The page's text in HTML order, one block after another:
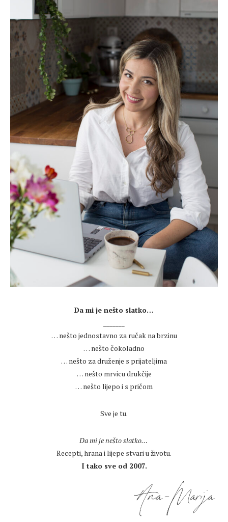
Da mi je nešto slatko…
… nešto jednostavno za ručak na brzinu
… nešto čokoladno
… nešto za druženje s prijateljima
… nešto mrvicu drukčije
… nešto lijepo i s pričom
Sve je tu.
Da mi je nešto slatko…
Recepti, hrana i lijepe stvari u životu.
I tako sve od 2007.